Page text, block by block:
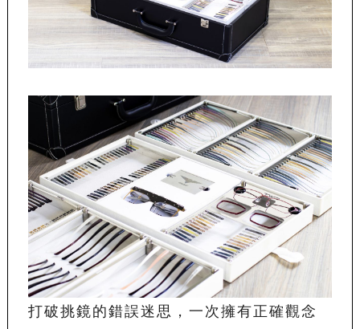
打破挑鏡的錯誤迷思，一次擁有正確觀念